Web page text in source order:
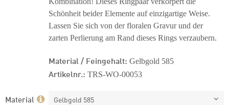
Schönheit beider Elemente auf einzigartige Weise.
Lassen Sie sich von der floralen Gravur und der
zarten Perlierung am Rand dieses Rings verzaubern.
Material / Feingehalt: Gelbgold 585
Artikelnr.: TRS-WO-00053
Material Gelbgold 585